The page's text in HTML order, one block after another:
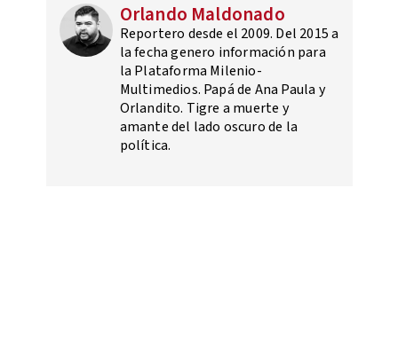
Orlando Maldonado
Reportero desde el 2009. Del 2015 a
la fecha genero información para
la Plataforma Milenio-
Multimedios. Papá de Ana Paula y
Orlandito. Tigre a muerte y
amante del lado oscuro de la
política.